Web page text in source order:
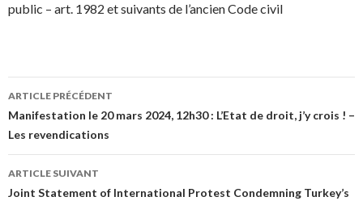
public – art. 1982 et suivants de l’ancien Code civil
Navigation de l’article
ARTICLE PRÉCÉDENT
Manifestation le 20 mars 2024, 12h30 : L’Etat de droit, j’y crois ! –
Les revendications
ARTICLE SUIVANT
Joint Statement of International Protest Condemning Turkey’s